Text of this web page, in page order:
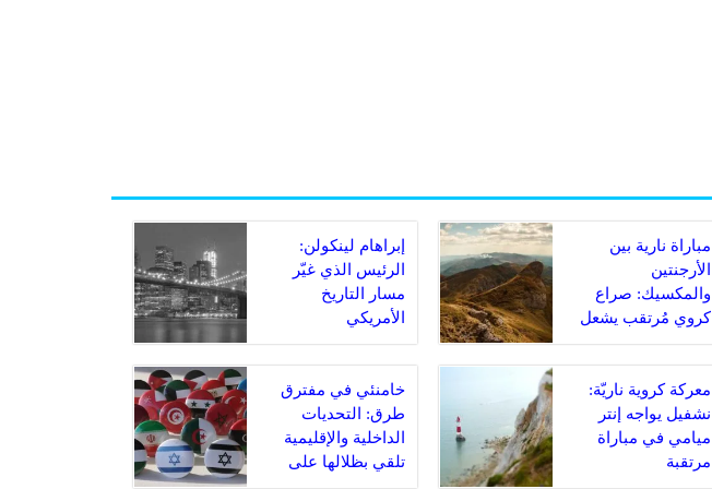
مباراة نارية بين
الأرجنتين
والمكسيك: صراع
كروي مُرتقب يشعل
الملاعب
إبراهام لينكولن:
الرئيس الذي غيّر
مسار التاريخ
الأمريكي
معركة كروية ناريّة:
نشفيل يواجه إنتر
ميامي في مباراة
مرتقبة
خامنئي في مفترق
طرق: التحديات
الداخلية والإقليمية
تلقي بظلالها على
المرشد الإيراني